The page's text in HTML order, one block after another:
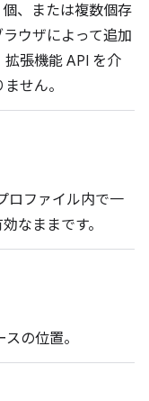
、または複数個存
ウザによって追加
張機能 API を介
せん。
ロファイル内で一
なままです。
の位置。